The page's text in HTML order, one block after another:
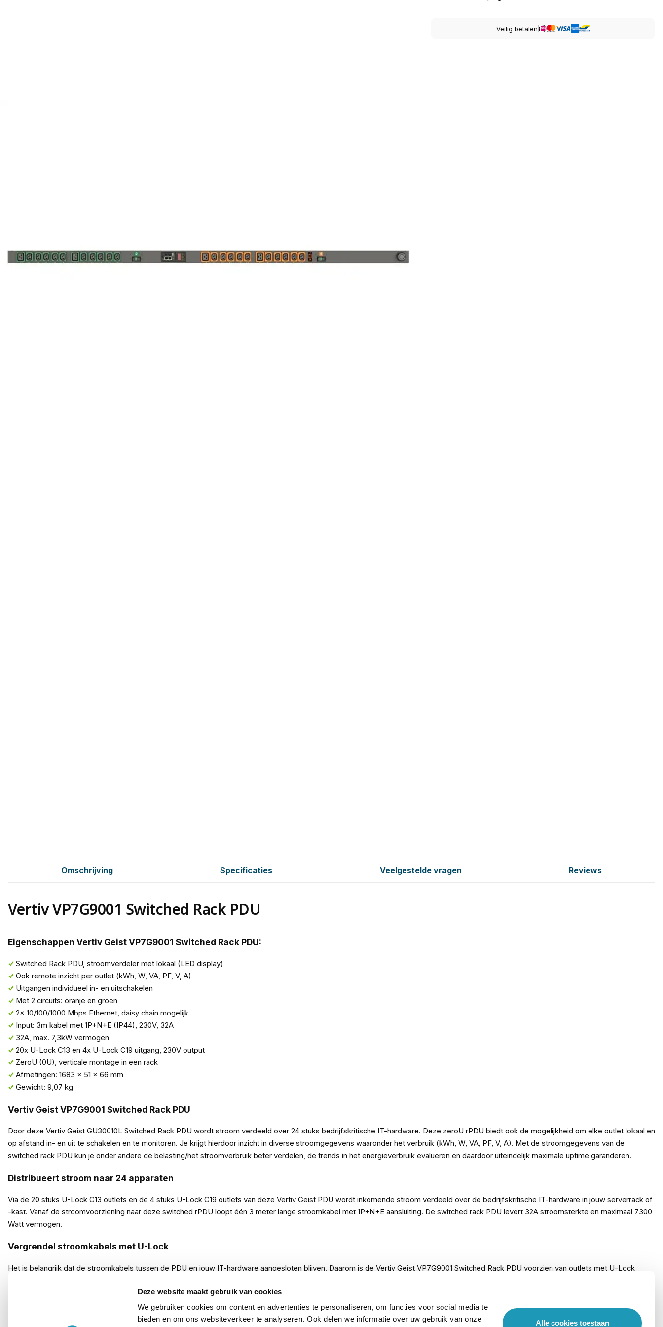
Deze website maakt gebruik van cookies
We gebruiken cookies om content en advertenties te personaliseren, om functies voor social media te
bieden en om ons websiteverkeer te analyseren. Ook delen we informatie over uw gebruik van onze
Alle cookies toestaan
Veilig betalen
Omschrijving Specificaties Veelgestelde vragen Reviews
Vertiv VP7G9001 Switched Rack PDU
Eigenschappen Vertiv Geist VP7G9001 Switched Rack PDU:
Switched Rack PDU, stroomverdeler met lokaal (LED display)
Ook remote inzicht per outlet (kWh, W, VA, PF, V, A)
Uitgangen individueel in- en uitschakelen
Met 2 circuits: oranje en groen
2x 10/100/1000 Mbps Ethernet, daisy chain mogelijk
Input: 3m kabel met 1P+N+E (IP44), 230V, 32A
32A, max. 7,3kW vermogen
20x U-Lock C13 en 4x U-Lock C19 uitgang, 230V output
ZeroU (0U), verticale montage in een rack
Afmetingen: 1683 x 51 x 66 mm
Gewicht: 9,07 kg
Vertiv Geist VP7G9001 Switched Rack PDU
Door deze Vertiv Geist GU30010L Switched Rack PDU wordt stroom verdeeld over 24 stuks bedrijfskritische IT-hardware. Deze zeroU rPDU biedt ook de mogelijkheid om elke outlet lokaal en
op afstand in- en uit te schakelen en te monitoren. Je krijgt hierdoor inzicht in diverse stroomgegevens waaronder het verbruik (kWh, W, VA, PF, V, A). Met de stroomgegevens van de
switched rack PDU kun je onder andere de belasting/het stroomverbruik beter verdelen, de trends in het energieverbruik evalueren en daardoor uiteindelijk maximale uptime garanderen.
Distribueert stroom naar 24 apparaten
Via de 20 stuks U-Lock C13 outlets en de 4 stuks U-Lock C19 outlets van deze Vertiv Geist PDU wordt inkomende stroom verdeeld over de bedrijfskritische IT-hardware in jouw serverrack of
-kast. Vanaf de stroomvoorziening naar deze switched rPDU loopt één 3 meter lange stroomkabel met 1P+N+E aansluiting. De switched rack PDU levert 32A stroomsterkte en maximaal 7300
Watt vermogen.
Vergrendel stroomkabels met U-Lock
Het is belangrijk dat de stroomkabels tussen de PDU en jouw IT-hardware aangesloten blijven. Daarom is de Vertiv Geist VP7G9001 Switched Rack PDU voorzien van outlets met U-Lock
vergrendeling. Dankzij dit vergrendelingsmechanisme is het niet mogelijk om kabels per ongeluk los te trekken. Klik de stroomkabel in de U-Lock outlet, zodat deze goed vast zit. Wil je de
kabel uit het stopcontact halen? Dan houd je de rand van de outlet ingedrukt en kun je vervolgens de kabel verwijderen.
ZeroU rack PDU met verticale montage